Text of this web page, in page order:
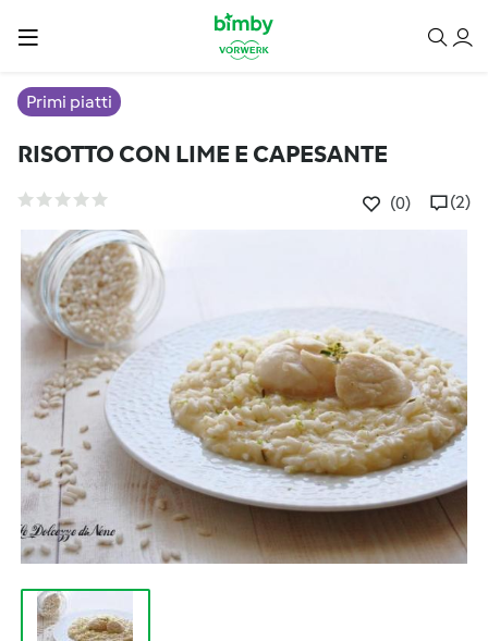
Primi piatti
RISOTTO CON LIME E CAPESANTE
(0) (2)